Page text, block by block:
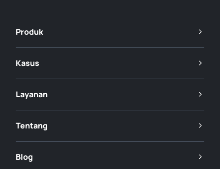
Produk
Kasus
Layanan
Tentang
Blog